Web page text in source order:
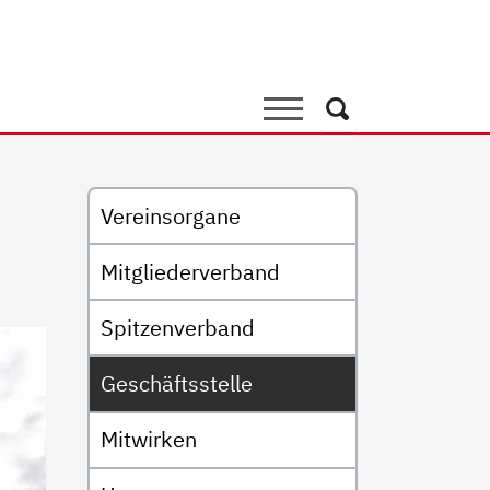
Suche
Suche
Untermenü
Vereinsorgane
Mitgliederverband
Spitzenverband
Geschäftsstelle
Mitwirken